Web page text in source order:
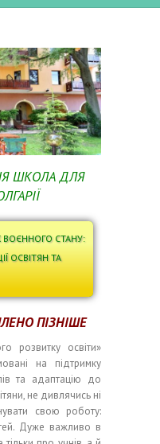
ШКОЛА ДЛЯ
ВОЄННОГО СТАНУ:
ОСВІТЯН ТА
ПІЗНІШЕ
розвитку освіти»
на підтримку
та адаптацію до
не дивлячись ні
свою роботу:
Дуже важливо в